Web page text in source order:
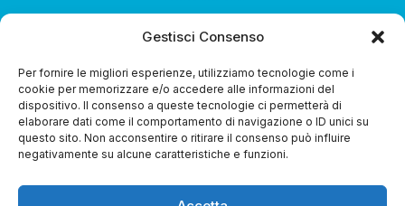
Gestisci Consenso
Per fornire le migliori esperienze, utilizziamo tecnologie come i
cookie per memorizzare e/o accedere alle informazioni del
dispositivo. Il consenso a queste tecnologie ci permetterà di
elaborare dati come il comportamento di navigazione o ID unici su
questo sito. Non acconsentire o ritirare il consenso può influire
negativamente su alcune caratteristiche e funzioni.
coordinamento da parte di Coop Alleanza 3.0 Soc. Coop.
Sede legale: via Ragazzi del ’99 nr. 51 42124 Reggio Emilia
(RE)
P.Iva 00651840365